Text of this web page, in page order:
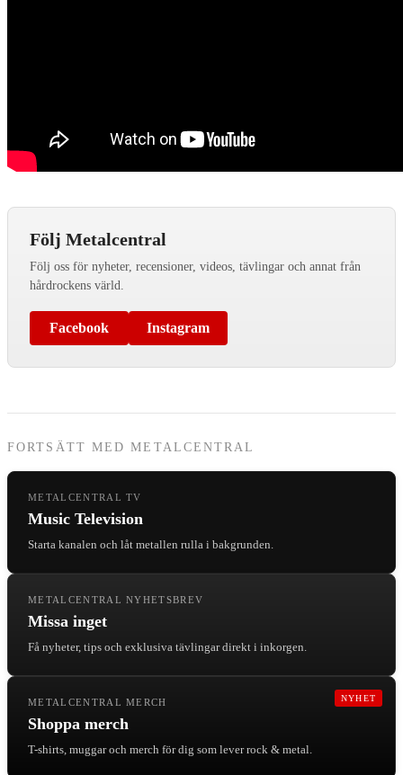
Följ Metalcentral
Följ oss för nyheter, recensioner, videos, tävlingar och annat från
hårdrockens värld.
Facebook Instagram
FORTSÄTT MED METALCENTRAL
METALCENTRAL TV
Music Television
Starta kanalen och låt metallen rulla i bakgrunden.
METALCENTRAL NYHETSBREV
Missa inget
Få nyheter, tips och exklusiva tävlingar direkt i inkorgen.
NYHET
METALCENTRAL MERCH
Shoppa merch
T-shirts, muggar och merch för dig som lever rock & metal.